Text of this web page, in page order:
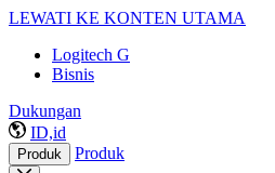
LEWATI KE KONTEN UTAMA
Logitech G
Bisnis
Dukungan
ID,id
Produk Produk